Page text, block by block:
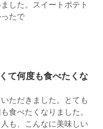
した。スイートポテト
たで
。
て何度も食べたくな
ただきました。とても
食べたくなりました。
も、こんなに美味しい